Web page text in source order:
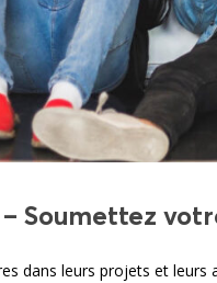
Soumettez
dans leurs projets et